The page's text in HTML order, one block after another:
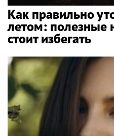
Как правильно
летом: полезные
стоит избегать